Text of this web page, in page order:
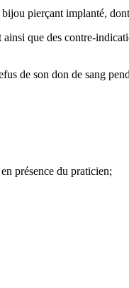
pierçant implanté,
que des contre-
de son don de sang
présence du praticien;